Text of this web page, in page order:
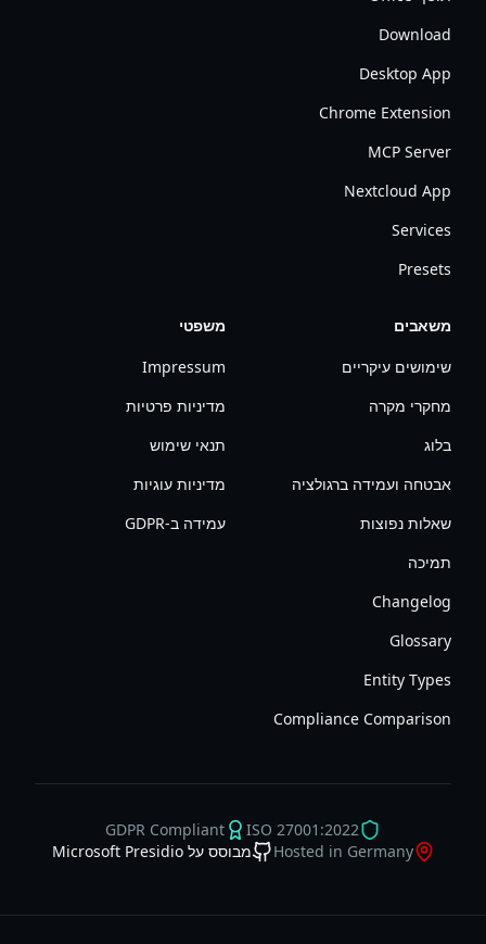
Download
Desktop App
Chrome Extension
MCP Server
Nextcloud App
Services
Presets
משאבים
שימושים עיקריים
מחקרי מקרה
בלוג
אבטחה ועמידה ברגולציה
שאלות נפוצות
תמיכה
Changelog
Glossary
Entity Types
Compliance Comparison
משפטי
Impressum
מדיניות פרטיות
תנאי שימוש
מדיניות עוגיות
עמידה ב-GDPR
ISO 27001:2022
GDPR Compliant
Hosted in Germany
מבוסס על Microsoft Presidio